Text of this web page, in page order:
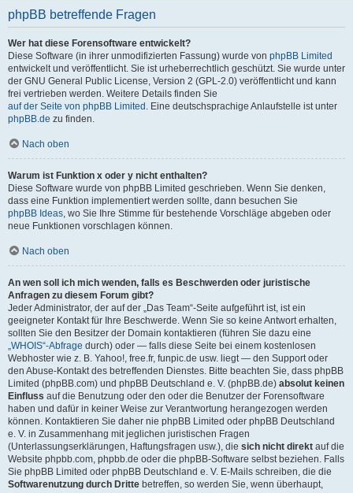
phpBB betreffende Fragen
Wer hat diese Forensoftware entwickelt?
Diese Software (in ihrer unmodifizierten Fassung) wurde von phpBB Limited
entwickelt und veröffentlicht. Sie ist urheberrechtlich geschützt. Sie wurde unter
der GNU General Public License, Version 2 (GPL-2.0) veröffentlicht und kann
frei vertrieben werden. Weitere Details finden Sie
auf der Seite von phpBB Limited . Eine deutschsprachige Anlaufstelle ist unter
phpBB.de zu finden.
Nach oben
Warum ist Funktion x oder y nicht enthalten?
Diese Software wurde von phpBB Limited geschrieben. Wenn Sie denken,
dass eine Funktion implementiert werden sollte, dann besuchen Sie
phpBB Ideas, wo Sie Ihre Stimme für bestehende Vorschläge abgeben oder
neue Funktionen vorschlagen können.
Nach oben
An wen soll ich mich wenden, falls es Beschwerden oder juristische
Anfragen zu diesem Forum gibt?
Jeder Administrator, der auf der „Das Team“-Seite aufgeführt ist, ist ein
geeigneter Kontakt für Ihre Beschwerde. Wenn Sie so keine Antwort erhalten,
sollten Sie den Besitzer der Domain kontaktieren (führen Sie dazu eine
„WHOIS“-Abfrage durch) oder — falls diese Seite bei einem kostenlosen
Webhoster wie z. B. Yahoo!, free.fr, funpic.de usw. liegt — den Support oder
den Abuse-Kontakt des betreffenden Dienstes. Bitte beachten Sie, dass phpBB
Limited (phpBB.com) und phpBB Deutschland e. V. (phpBB.de) absolut keinen
Einfluss auf die Benutzung oder den oder die Benutzer der Forensoftware
haben und dafür in keiner Weise zur Verantwortung herangezogen werden
können. Kontaktieren Sie daher nie phpBB Limited oder phpBB Deutschland
e. V. in Zusammenhang mit jeglichen juristischen Fragen
(Unterlassungserklärungen, Haftungsfragen usw.), die sich nicht direkt auf die
Website phpbb.com, phpbb.de oder die phpBB-Software selbst beziehen. Falls
Sie phpBB Limited oder phpBB Deutschland e. V. E-Mails schreiben, die die
Softwarenutzung durch Dritte betreffen, so werden Sie, wenn überhaupt,